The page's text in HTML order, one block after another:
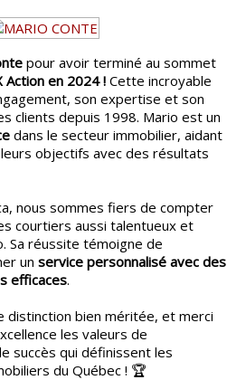
▼
pour avoir terminé au sommet
Action en 2024 ! Cette incroyable
son expertise et son
clients depuis 1998. Mario est un
dans le secteur immobilier, aidant
objectifs avec des résultats
nous sommes fiers de compter
courtiers aussi talentueux et
Sa réussite témoigne de
un service personnalisé avec des
efficaces.
distinction bien méritée, et merci
les valeurs de
succès qui définissent les
du Québec ! 🏆